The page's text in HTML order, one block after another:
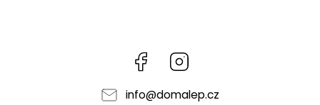
Facebook
info@domalep.cz